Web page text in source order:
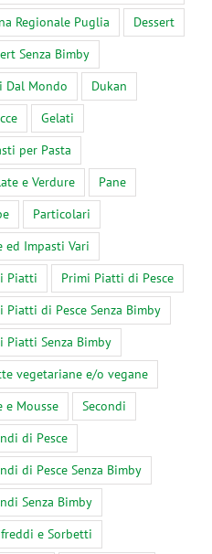
Regionale Puglia
Dessert
Senza Bimby
Dal Mondo
Dukan
Gelati
per Pasta
e Verdure
Pane
Particolari
ed Impasti Vari
Piatti
Primi Piatti di Pesce
Piatti di Pesce Senza Bimby
Piatti Senza Bimby
vegetariane e/o vegane
e Mousse
Secondi
di Pesce
di Pesce Senza Bimby
Senza Bimby
e Sorbetti